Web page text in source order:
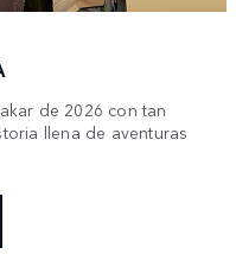
de 2026 con tan
llena de aventuras